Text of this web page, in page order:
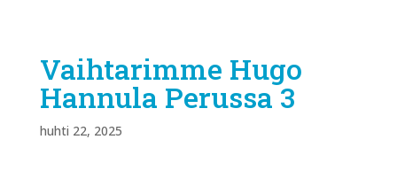
Vaihtarimme Hugo
Hannula Perussa 3
huhti 22, 2025